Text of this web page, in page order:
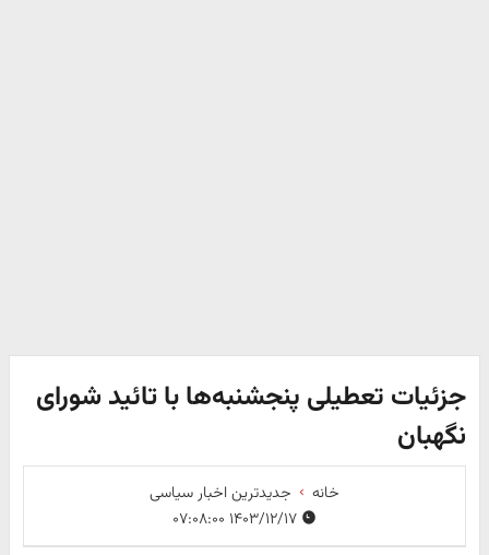
جزئیات تعطیلی پنجشنبه‌ها با تائید شورای
نگهبان
خانه
جدیدترین اخبار سیاسی
۱۴۰۳/۱۲/۱۷ ۰۷:۰۸:۰۰